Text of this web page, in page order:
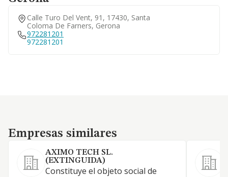
Calle Turo Del Vent, 91, 17430, Santa
Coloma De Farners, Gerona
972281201
972281201
Empresas similares
Empresas similares
AXIMO TECH SL.
(EXTINGUIDA)
Constituye el objeto social de